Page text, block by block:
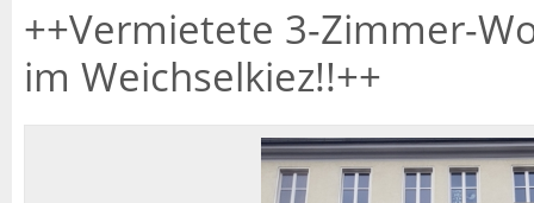
++Vermietete 3-Zimmer-
im Weichselkiez!!++